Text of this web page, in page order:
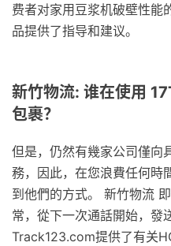
费者对家用豆浆机破壁性能
品提供了指导和建议。
新竹物流: 谁在使用
包裹？
但是，仍然有幾家公司僅向
務，因此，在您浪費任何時
到他們的方式。 新竹物流
常，從下一次通話開始，發
Track123.com提供了有关